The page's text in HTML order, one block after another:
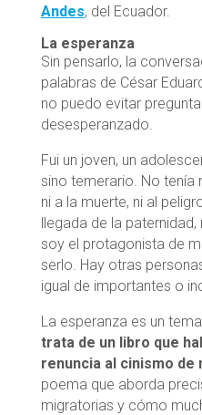
Andes, del Ecuador.
La esperanza
Sin pensarlo, la
palabras de César
no puedo evitar
desesperanzado.
Fui un joven, un
sino temerario. No tenía
ni a la muerte, ni al
llegada de la
soy el protagonista de
serlo. Hay otras
igual de importantes o
La esperanza es un
trata de un libro que
renuncia al cinismo de
poema que aborda
migratorias y cómo